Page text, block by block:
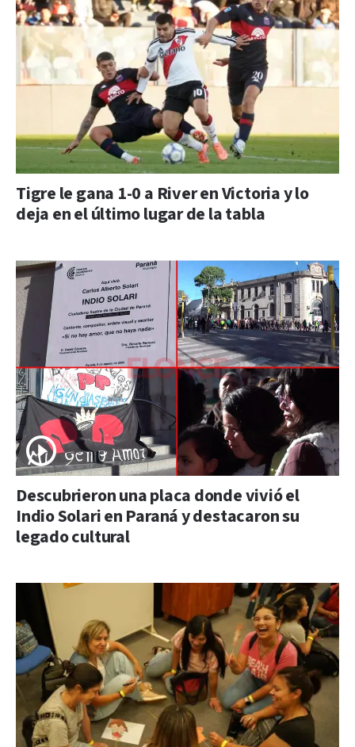
Tigre le gana 1-0 a River en Victoria y lo
deja en el último lugar de la tabla
Descubrieron una placa donde vivió el
Indio Solari en Paraná y destacaron su
legado cultural